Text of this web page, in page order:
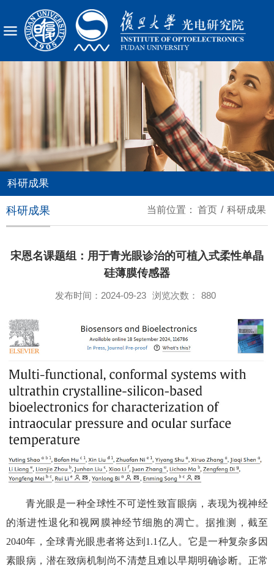
科研成果
当前位置： 首页 / 科研成果
科研成果
宋恩名课题组：用于青光眼诊治的可植入式柔性单晶
硅薄膜传感器
发布时间：2024-09-23 浏览次数： 880
青光眼是一种全球性不可逆性致盲眼病，表现为视神经
的渐进性退化和视网膜神经节细胞的凋亡。据推测，截至
2040年，全球青光眼患者将达到 1.1 亿人。它是一种复杂多因
素眼病，潜在致病机制尚不清楚且难以早期明确诊断。正常